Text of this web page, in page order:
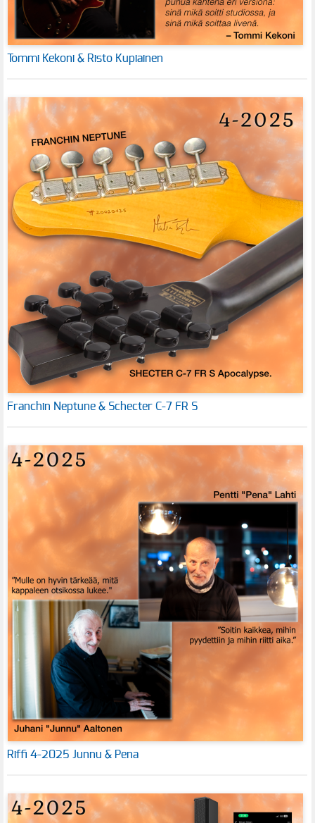
Tommi Kekoni & Risto Kupiainen
Franchin Neptune & Schecter C-7 FR S
Riffi 4-2025 Junnu & Pena